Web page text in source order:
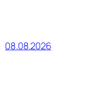
08.08.2026